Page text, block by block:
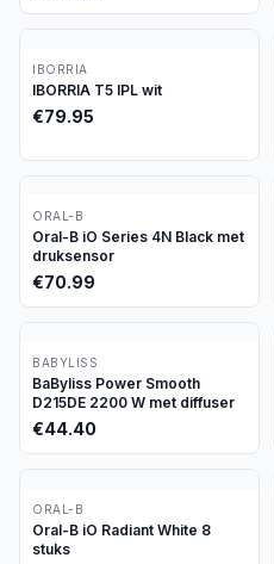
IBORRIA
IBORRIA T5 IPL wit
€79.95
ORAL-B
Oral-B iO Series 4N Black met
druksensor
€70.99
BABYLISS
BaByliss Power Smooth
D215DE 2200 W met diffuser
€44.40
ORAL-B
Oral-B iO Radiant White 8
stuks